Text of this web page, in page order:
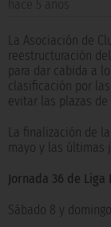
hace 5 años
La Asociación de
reestructuración
para dar cabida a
clasificación por
evitar las plazas de
La finalización de
mayo y las últimas
Jornada 36 de Liga
Sábado 8 y